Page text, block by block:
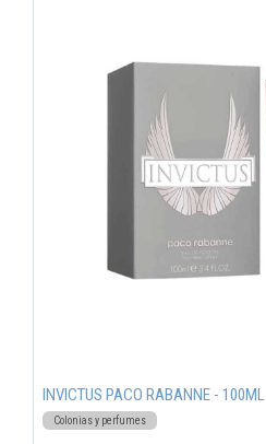
INVICTUS PACO RABANNE - 100ML
Colonias y perfumes